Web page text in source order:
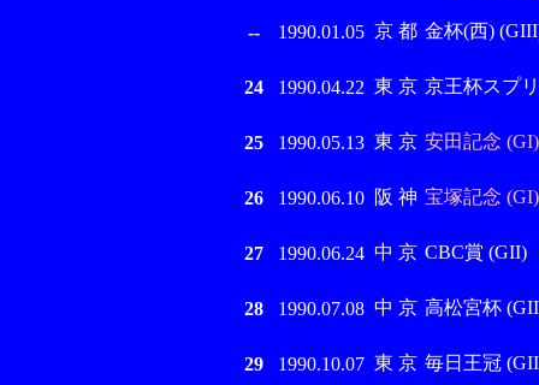
-- 1990.01.05 京 都 金杯(西)
24 1990.04.22 東 京 京王杯スプ
25 1990.05.13 東 京 安田記念 (GI)
26 1990.06.10 阪 神 宝塚記念 (GI)
27 1990.06.24 中 京 CBC賞 (GII)
28 1990.07.08 中 京 高松宮杯
29 1990.10.07 東 京 毎日王冠